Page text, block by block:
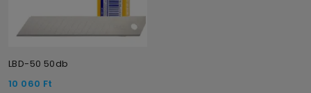
LBD-50 50db
10 060 Ft